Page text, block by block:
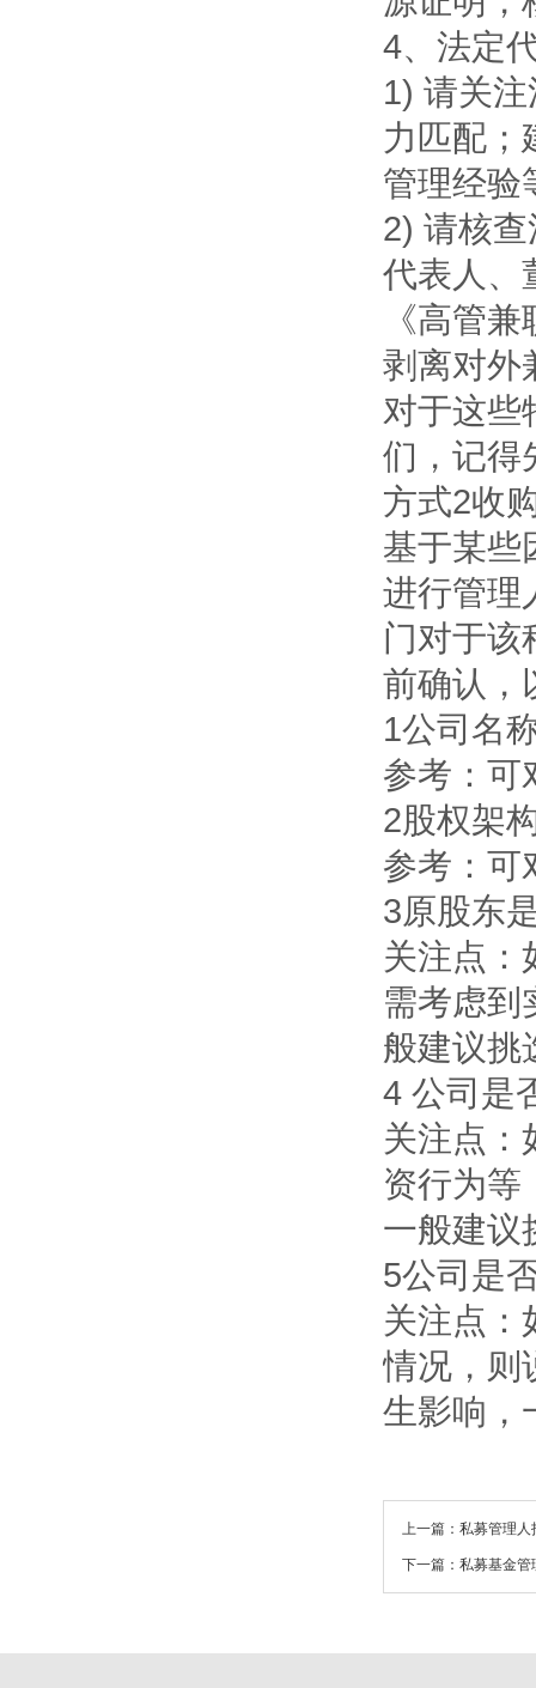
4、法定
1) 请关
力匹配；
管理经验
2) 请核
代表人、
《高管
剥离对外
对于这些
们，记得
方式2收
基于某些
进行管理
门对于该
前确认，
1公司名
参考：可
2股权架
参考：可
3原股东
关注点：
需考虑到
般建议挑
4 公司是
关注点：
资行为等
一般建议
5公司是
关注点：
情况，则
生影响，
上一篇：私募管理
下一篇：私募基金